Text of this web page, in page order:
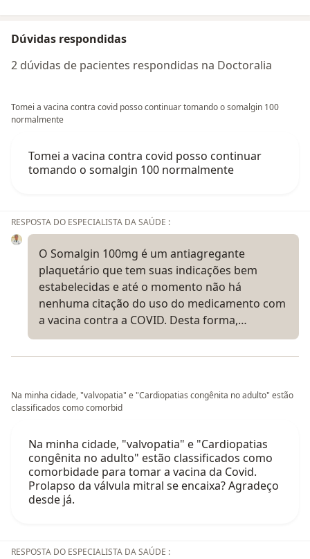
Dúvidas respondidas
2 dúvidas de pacientes respondidas na Doctoralia
Tomei a vacina contra covid posso continuar tomando o somalgin 100
normalmente
Tomei a vacina contra covid posso continuar
tomando o somalgin 100 normalmente
RESPOSTA DO ESPECIALISTA DA SAÚDE :
O Somalgin 100mg é um antiagregante
plaquetário que tem suas indicações bem
estabelecidas e até o momento não há
nenhuma citação do uso do medicamento com
a vacina contra a COVID. Desta forma,…
Na minha cidade, "valvopatia" e "Cardiopatias congênita no adulto" estão
classificados como comorbid
Na minha cidade, "valvopatia" e "Cardiopatias
congênita no adulto" estão classificados como
comorbidade para tomar a vacina da Covid.
Prolapso da válvula mitral se encaixa? Agradeço
desde já.
RESPOSTA DO ESPECIALISTA DA SAÚDE :